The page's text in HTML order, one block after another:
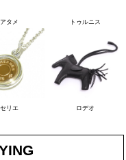
アタメ トゥルニス
セリエ ロデオ